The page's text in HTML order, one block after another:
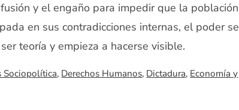
y el engaño para impedir que la población
en sus contradicciones internas, el poder se
teoría y empieza a hacerse visible.
Sociopolítica, Derechos Humanos, Dictadura, Economía y